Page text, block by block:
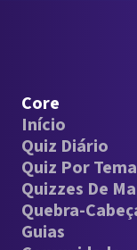
Core
Início
Quiz Diário
Quiz Por Tema
Quizzes De
Quebra-
Guias